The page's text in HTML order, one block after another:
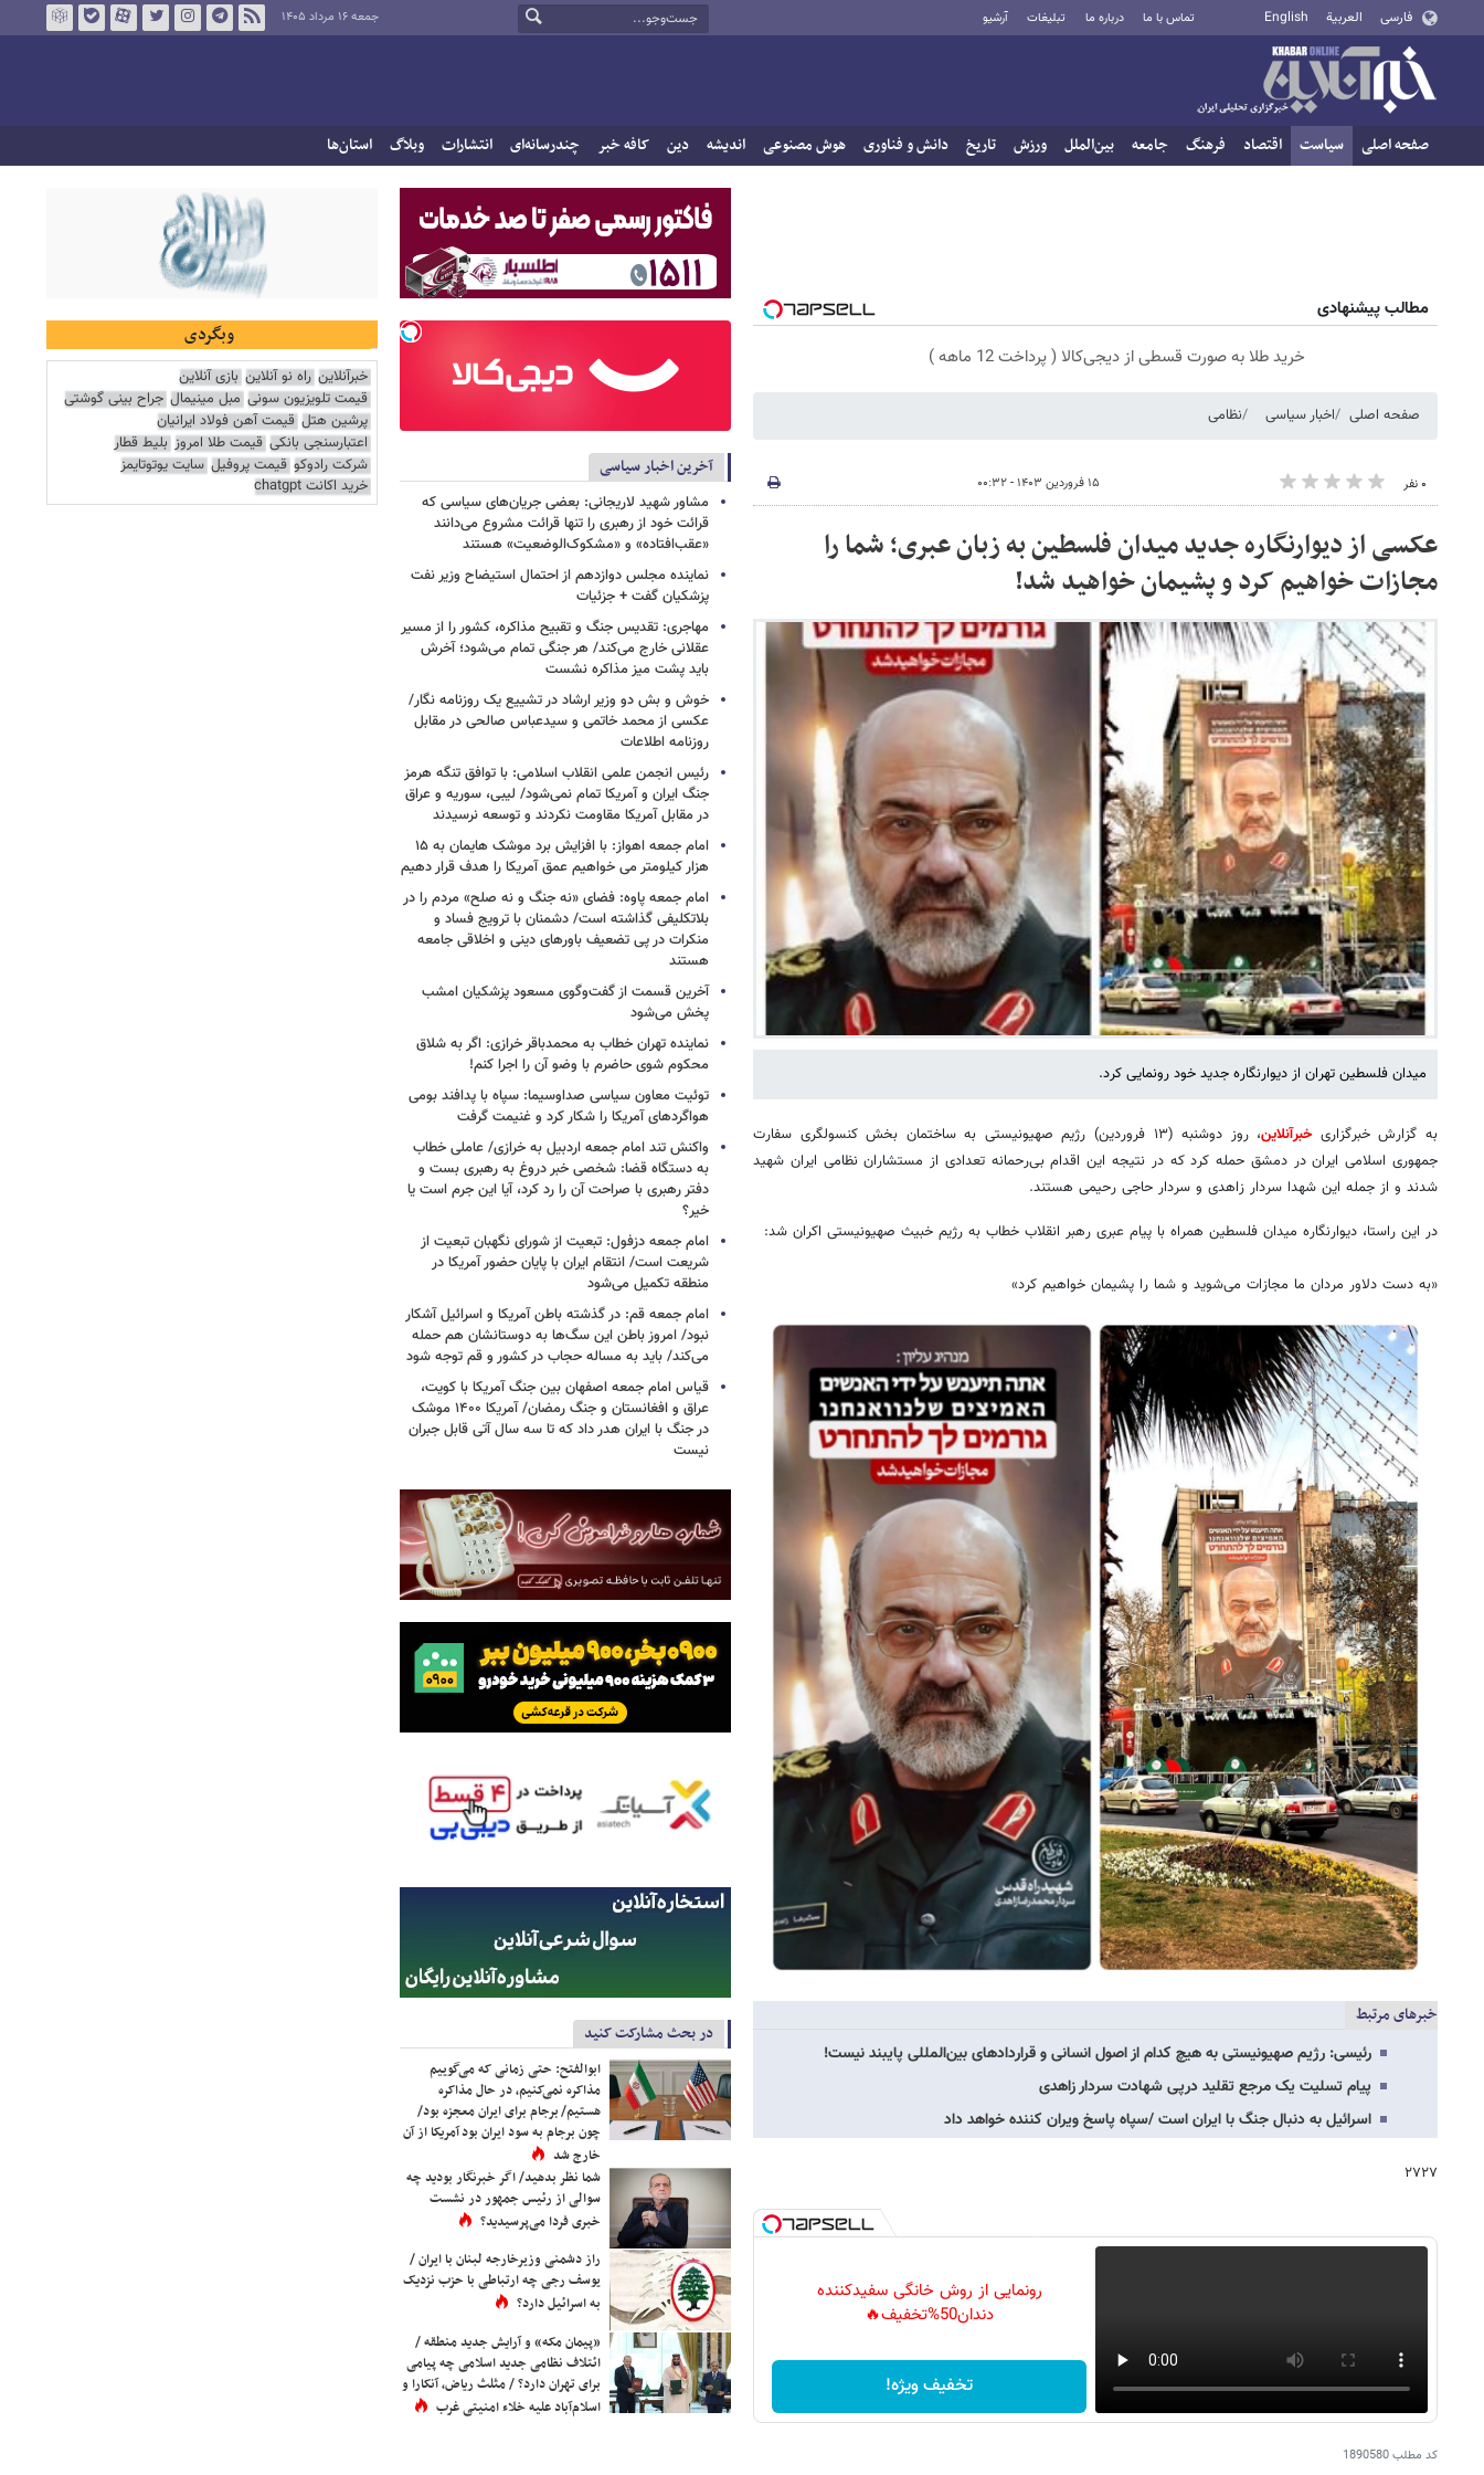
فارسی العربية English تماس با ما درباره ما تبلیغات آرشیو جمعه ۱۶ مرداد ۱۴۰۵
صفحه اصلی سیاست اقتصاد فرهنگ جامعه بین‌الملل ورزش تاریخ دانش و فناوری هوش مصنوعی اندیشه دین کافه خبر چندرسانه‌ای انتشارات وبلاگ استان‌ها
مطالب پیشنهادی
خرید طلا به صورت قسطی از دیجی‌کالا ( پرداخت 12 ماهه )
صفحه اصلی اخبار سیاسی نظامی
۰ نفر ۱۵ فروردین ۱۴۰۳ - ۰۰:۳۲
عکسی از دیوارنگاره جدید میدان فلسطین به زبان عبری؛ شما را
مجازات خواهیم کرد و پشیمان خواهید شد!
میدان فلسطین تهران از دیوارنگاره جدید خود رونمایی کرد.
به گزارش خبرگزاریخبرآنلاین
، روز دوشنبه (۱۳ فروردین) رژیم صهیونیستی به ساختمان بخش کنسولگری سفارت
جمهوری اسلامی ایران در دمشق حمله کرد که در نتیجه این اقدام بی‌رحمانه تعدادی از مستشاران نظامی ایران شهید
شدند و از جمله این شهدا سردار زاهدی و سردار حاجی رحیمی هستند.
در این راستا، دیوارنگاره میدان فلسطین همراه با پیام عبری رهبر انقلاب خطاب به رژیم خبیث صهیونیستی اکران شد:
«به دست دلاور مردان ما مجازات می‌شوید و شما را پشیمان خواهیم کرد»
خبرهای مرتبط
رئیسی: رژیم صهیونیستی به هیچ کدام از اصول انسانی و قراردادهای بین‌المللی پایبند نیست!
پیام تسلیت یک مرجع تقلید درپی شهادت سردار زاهدی
اسرائیل به دنبال جنگ با ایران است /سپاه پاسخ ویران کننده خواهد داد
۲۷۲۷
رونمایی از روش خانگی سفیدکننده
دندان50%تخفیف🔥
تخفیف ویژه!
کد مطلب1890580
آخرین اخبار سیاسی
مشاور شهید لاریجانی: بعضی جریان‌های سیاسی که
قرائت خود از رهبری را تنها قرائت مشروع می‌دانند
«عقب‌افتاده» و «مشکوک‌الوضعیت» هستند
نماینده مجلس دوازدهم از احتمال استیضاح وزیر نفت
پزشکیان گفت + جزئیات
مهاجری: تقدیس جنگ و تقبیح مذاکره، کشور را از مسیر
عقلانی خارج می‌کند/ هر جنگی تمام می‌شود؛ آخرش
باید پشت میز مذاکره نشست
خوش و بش دو وزیر ارشاد در تشییع یک روزنامه نگار/
عکسی از محمد خاتمی و سیدعباس صالحی در مقابل
روزنامه اطلاعات
رئیس انجمن علمی انقلاب اسلامی: با توافق تنگه هرمز
جنگ ایران و آمریکا تمام نمی‌شود/ لیبی، سوریه و عراق
در مقابل آمریکا مقاومت نکردند و توسعه نرسیدند
امام‌ جمعه اهواز: با افزایش برد موشک هایمان به ۱۵
هزار کیلومتر می خواهیم عمق آمریکا را هدف قرار دهیم
امام جمعه پاوه: فضای «نه جنگ و نه صلح» مردم را در
بلاتکلیفی گذاشته است/ دشمنان با ترویج فساد و
منکرات در پی تضعیف باورهای دینی و اخلاقی جامعه
هستند
آخرین قسمت از گفت‌وگوی مسعود پزشکیان امشب
پخش می‌شود
نماینده تهران خطاب به محمدباقر خرازی: اگر به شلاق
محکوم شوی حاضرم با وضو آن را اجرا کنم!
توئیت معاون سیاسی صداوسیما: سپاه با پدافند بومی
هواگردهای آمریکا را شکار کرد و غنیمت گرفت
واکنش تند امام جمعه اردبیل به خرازی/ عاملی خطاب
به دستگاه قضا: شخصی خبر دروغ به رهبری بست و
دفتر رهبری با صراحت آن را رد کرد، آیا این جرم است یا
خیر؟
امام جمعه دزفول: تبعیت از شورای نگهبان تبعیت از
شریعت است/ انتقام ایران با پایان حضور آمریکا در
منطقه تکمیل می‌شود
امام جمعه قم: در گذشته باطن آمریکا و اسرائیل آشکار
نبود/ امروز باطن این سگ‌ها به دوستانشان هم حمله
می‌کند/ باید به مساله حجاب در کشور و قم توجه شود
قیاس امام جمعه اصفهان بین جنگ آمریکا با کویت،
عراق و افغانستان و جنگ رمضان/ آمریکا ۱۴۰۰ موشک
در جنگ با ایران هدر داد که تا سه سال آتی قابل جبران
نیست
در بحث مشارکت کنید
ابوالفتح: حتی زمانی که می‌گوییم
مذاکره نمی‌کنیم، در حال مذاکره
هستیم/ برجام برای ایران معجزه بود/
چون برجام به سود ایران بود آمریکا از آن
خارج شد
شما نظر بدهید/ اگر خبرنگار بودید چه
سوالی از رئیس جمهور در نشست
خبری فردا می‌پرسیدید؟
راز دشمنی وزیرخارجه لبنان با ایران /
یوسف رجی چه ارتباطی با حزب نزدیک
به اسرائیل دارد؟
«پیمان مکه» و آرایش جدید منطقه /
ائتلاف نظامی جدید اسلامی چه پیامی
برای تهران دارد؟ / مثلث ریاض، آنکارا و
اسلام‌آباد علیه خلاء امنیتی غرب
وبگردی
خبرآنلاین راه نو آنلاین بازی آنلاین
قیمت تلویزیون سونی مبل مینیمال جراح بینی گوشتی
پرشین هتل قیمت آهن فولاد ایرانیان
اعتبارسنجی بانکی قیمت طلا امروز بلیط قطار
شرکت رادوکو قیمت پروفیل سایت یوتوتایمز
خرید اکانت chatgpt